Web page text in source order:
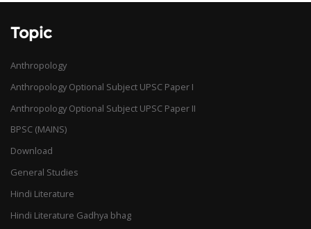
Topic
Anthropology
Anthropology Optional Subject UPSC Paper I
Anthropology Optional Subject UPSC Paper II
BPSC (MAINS)
Download
General Studies
Hindi Literature
Hindi Literature Gadhya bhag